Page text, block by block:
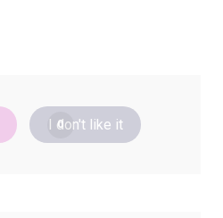
0
I don't like it